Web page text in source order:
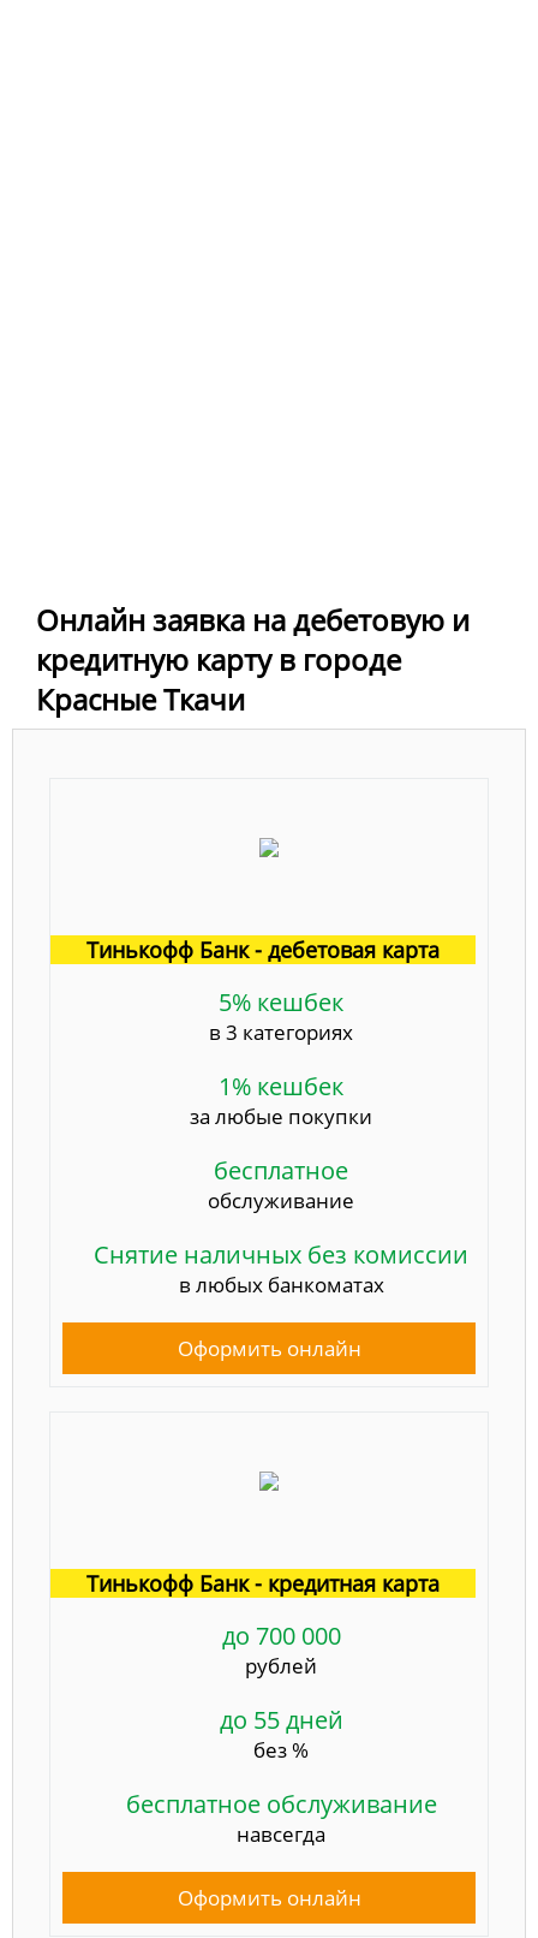
Онлайн заявка на дебетовую и
кредитную карту в городе
Красные Ткачи
Тинькофф Банк - дебетовая карта
5% кешбек
в 3 категориях
1% кешбек
за любые покупки
бесплатное
обслуживание
Снятие наличных без комиссии
в любых банкоматах
Оформить онлайн
Тинькофф Банк - кредитная карта
до 700 000
рублей
до 55 дней
без %
бесплатное обслуживание
навсегда
Оформить онлайн